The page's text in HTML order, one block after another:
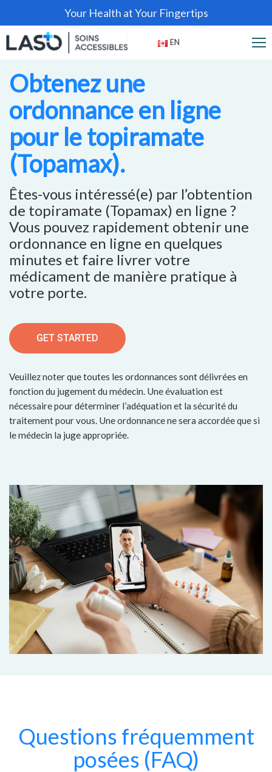
Your Health at Your Fingertips
EN
Obtenez une
ordonnance en ligne
pour le topiramate
(Topamax).
Êtes-vous intéressé(e) par l’obtention
de topiramate (Topamax) en ligne ?
Vous pouvez rapidement obtenir une
ordonnance en ligne en quelques
minutes et faire livrer votre
médicament de manière pratique à
votre porte.
GET STARTED
Veuillez noter que toutes les ordonnances sont délivrées en
fonction du jugement du médecin. Une évaluation est
nécessaire pour déterminer l’adéquation et la sécurité du
traitement pour vous. Une ordonnance ne sera accordée que si
le médecin la juge appropriée.
Questions fréquemment
posées (FAQ)